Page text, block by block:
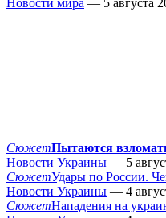
Новости мира — 5 августа
СюжетПытаются
Новости Украины — 5
СюжетУдары по России.
Новости Украины — 4
СюжетНападения на